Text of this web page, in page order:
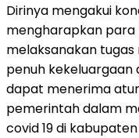
Dirinya mengakui
mengharapkan para
melaksanakan
penuh kekeluargaan
dapat menerima
pemerintah dalam
covid 19 di